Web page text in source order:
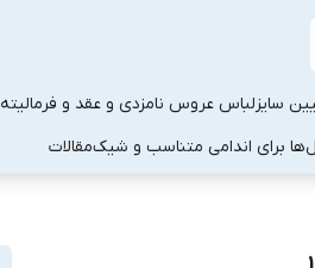
سایزلباس عروس نامزدی و عقد و فرمالیته
برای اندامی متناسب و شیکمقالات